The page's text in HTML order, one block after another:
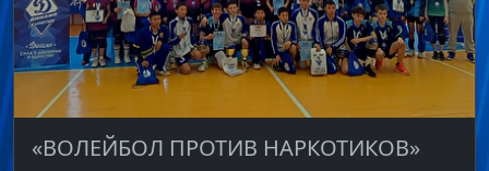
«ВОЛЕЙБОЛ ПРОТИВ НАРКОТИКОВ»